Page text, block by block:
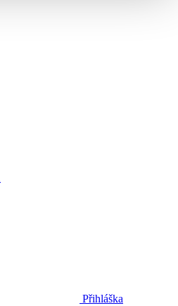
Přihláška